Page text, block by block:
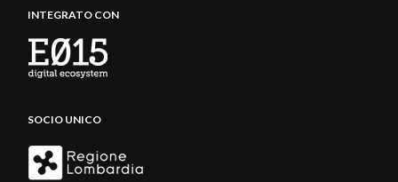
INTEGRATO CON
SOCIO UNICO